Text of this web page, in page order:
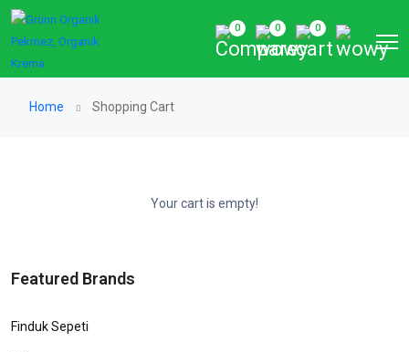
0 0 0
Home Shopping Cart
Your cart is empty!
Featured Brands
Finduk Sepeti